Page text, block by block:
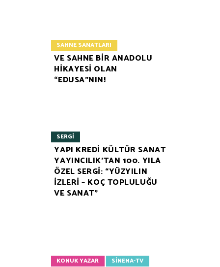
SAHNE SANATLARI
VE SAHNE BİR ANADOLU
HİKAYESİ OLAN
“EDUSA”NIN!
SERGI
YAPI KREDİ KÜLTÜR SANAT
YAYINCILIK’TAN 100. YILA
ÖZEL SERGİ: “YÜZYILIN
İZLERİ – KOÇ TOPLULUĞU
VE SANAT”
KONUK YAZAR SINEMA-TV